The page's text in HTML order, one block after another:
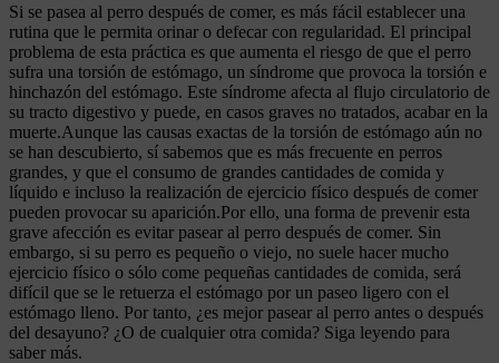
Si se pasea al perro después de comer, es más fácil establecer una
rutina que le permita orinar o defecar con regularidad. El principal
problema de esta práctica es que aumenta el riesgo de que el perro
sufra una torsión de estómago, un síndrome que provoca la torsión e
hinchazón del estómago. Este síndrome afecta al flujo circulatorio de
su tracto digestivo y puede, en casos graves no tratados, acabar en la
muerte.Aunque las causas exactas de la torsión de estómago aún no
se han descubierto, sí sabemos que es más frecuente en perros
grandes, y que el consumo de grandes cantidades de comida y
líquido e incluso la realización de ejercicio físico después de comer
pueden provocar su aparición.Por ello, una forma de prevenir esta
grave afección es evitar pasear al perro después de comer. Sin
embargo, si su perro es pequeño o viejo, no suele hacer mucho
ejercicio físico o sólo come pequeñas cantidades de comida, será
difícil que se le retuerza el estómago por un paseo ligero con el
estómago lleno. Por tanto, ¿es mejor pasear al perro antes o después
del desayuno? ¿O de cualquier otra comida? Siga leyendo para
saber más.